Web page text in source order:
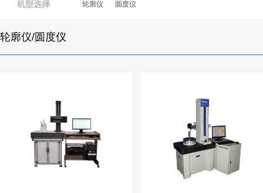
机型选择 轮廓仪 圆度仪
轮廓仪/圆度仪